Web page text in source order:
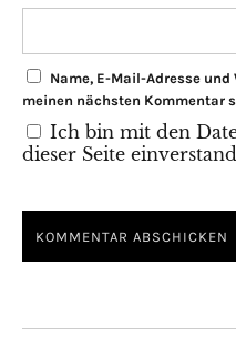
Name, E-Mail-Adresse
meinen nächsten Kommentar
Ich bin mit den
dieser Seite